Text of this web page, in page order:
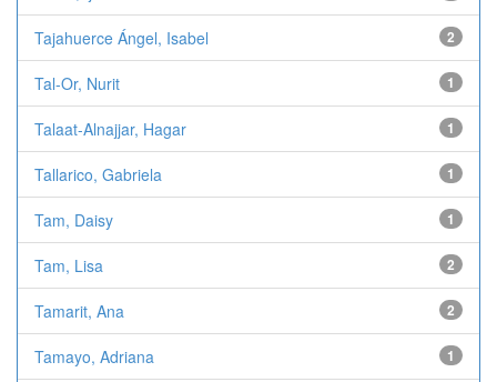
Tajahuerce Ángel, Isabel 2
Tal-Or, Nurit 1
Talaat-Alnajjar, Hagar 1
Tallarico, Gabriela 1
Tam, Daisy 1
Tam, Lisa 2
Tamarit, Ana 2
Tamayo, Adriana 1